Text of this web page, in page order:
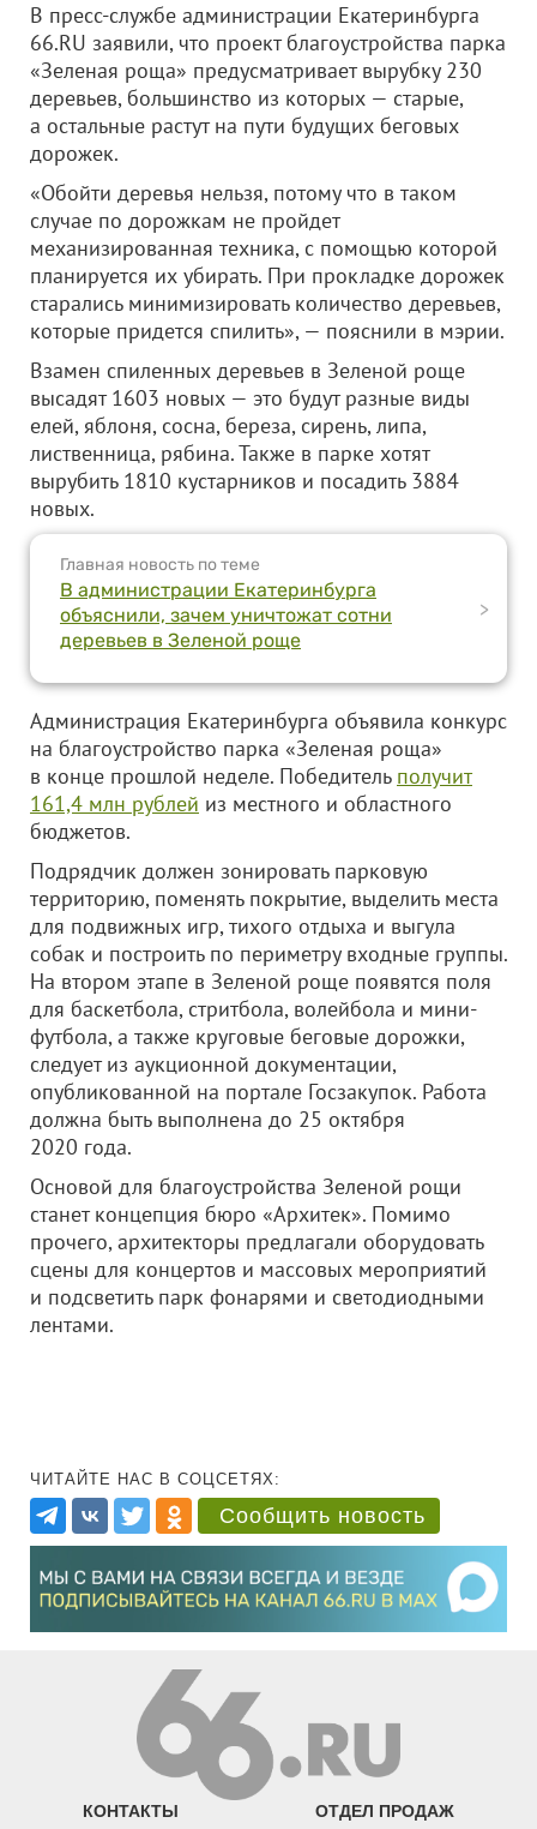
В пресс-службе администрации Екатеринбурга
66.RU заявили, что проект благоустройства парка
«Зеленая роща» предусматривает вырубку 230
деревьев, большинство из которых — старые,
а остальные растут на пути будущих беговых
дорожек.
«Обойти деревья нельзя, потому что в таком
случае по дорожкам не пройдет
механизированная техника, с помощью которой
планируется их убирать. При прокладке дорожек
старались минимизировать количество деревьев,
которые придется спилить», — пояснили в мэрии.
Взамен спиленных деревьев в Зеленой роще
высадят 1603 новых — это будут разные виды
елей, яблоня, сосна, береза, сирень, липа,
лиственница, рябина. Также в парке хотят
вырубить 1810 кустарников и посадить 3884
новых.
Главная новость по теме
В администрации Екатеринбурга
объяснили, зачем уничтожат сотни
деревьев в Зеленой роще
>
Администрация Екатеринбурга объявила конкурс
на благоустройство парка «Зеленая роща»
в конце прошлой неделе. Победитель получит
161,4 млн рублей из местного и областного
бюджетов.
Подрядчик должен зонировать парковую
территорию, поменять покрытие, выделить места
для подвижных игр, тихого отдыха и выгула
собак и построить по периметру входные группы.
На втором этапе в Зеленой роще появятся поля
для баскетбола, стритбола, волейбола и мини-
футбола, а также круговые беговые дорожки,
следует из аукционной документации,
опубликованной на портале Госзакупок. Работа
должна быть выполнена до 25 октября
2020 года.
Основой для благоустройства Зеленой рощи
станет концепция бюро «Архитек». Помимо
прочего, архитекторы предлагали оборудовать
сцены для концертов и массовых мероприятий
и подсветить парк фонарями и светодиодными
лентами.
ЧИТАЙТЕ НАС В СОЦСЕТЯХ:
Сообщить новость
КОНТАКТЫ ОТДЕЛ ПРОДАЖ